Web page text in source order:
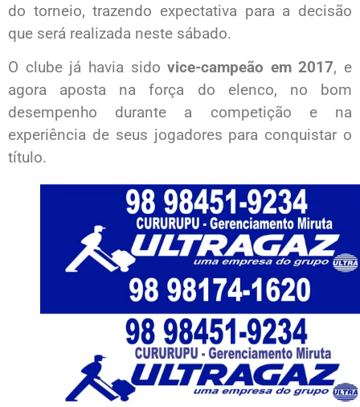
do torneio, trazendo expectativa para a decisão
que será realizada neste sábado.
O clube já havia sidovice-campeão em 2017, e
agora aposta na força do elenco, no bom
desempenho durante a competição e na
experiência de seus jogadores para conquistar o
título.